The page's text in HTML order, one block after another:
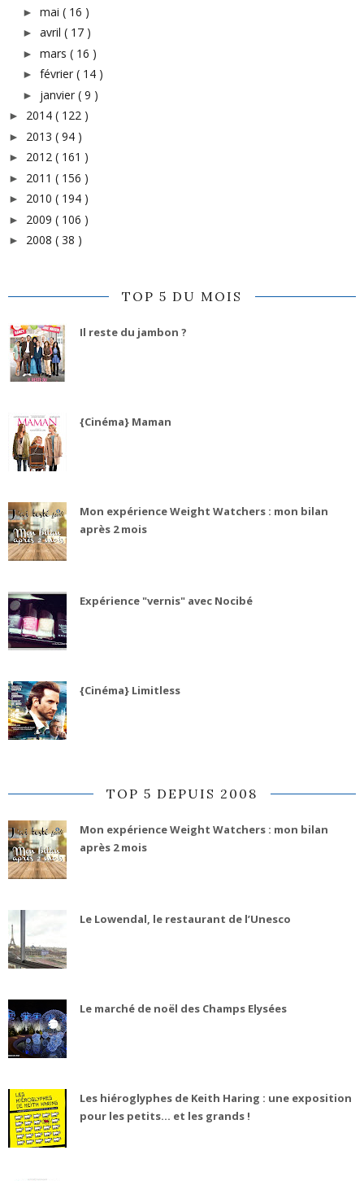
► mai ( 16 )
► avril ( 17 )
► mars ( 16 )
► février ( 14 )
► janvier ( 9 )
► 2014 ( 122 )
► 2013 ( 94 )
► 2012 ( 161 )
► 2011 ( 156 )
► 2010 ( 194 )
► 2009 ( 106 )
► 2008 ( 38 )
TOP 5 DU MOIS
Il reste du jambon ?
{Cinéma} Maman
Mon expérience Weight Watchers : mon bilan
après 2 mois
Expérience "vernis" avec Nocibé
{Cinéma} Limitless
TOP 5 DEPUIS 2008
Mon expérience Weight Watchers : mon bilan
après 2 mois
Le Lowendal, le restaurant de l’Unesco
Le marché de noël des Champs Elysées
Les hiéroglyphes de Keith Haring : une exposition
pour les petits... et les grands !